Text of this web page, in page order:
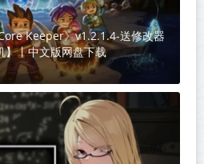
Keeper》v1.2.1.4-送修改器
】丨中文版网盘下载